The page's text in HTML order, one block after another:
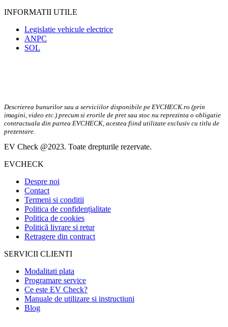
INFORMATII UTILE
Legislatie vehicule electrice
ANPC
SOL
Descrierea bunurilor sau a serviciilor disponibile pe EVCHECK.ro (prin
imagini, video etc.) precum si erorile de pret sau stoc nu reprezinta o obligatie
contractuala din partea EVCHECK, acestea fiind utilizate exclusiv cu titlu de
prezentare.
EV Check @2023. Toate drepturile rezervate.
EVCHECK
Despre noi
Contact
Termeni si conditii
Politica de confidențialitate
Politica de cookies
Politică livrare si retur
Retragere din contract
SERVICII CLIENTI
Modalitati plata
Programare service
Ce este EV Check?
Manuale de utilizare si instructiuni
Blog